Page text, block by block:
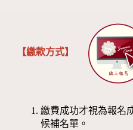
【繳款方式】
繳費成功才視為報名
候補名單。